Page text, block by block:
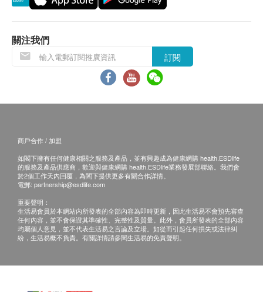
生髮潤黑激活精華噴霧
3大功效：促進生髮 x 強韌防脫 x 還原黑髮
經日本臨床實證：
促進生髮、抓緊髮根：3個月生髮達10000根*
改善脱髮、喚醒毛囊：改善頭髮生長週期
適合人士
頭髮稀薄、斷/掉髮、產後脫髮、分界線、髮線後移、
白/灰髮人士
使用方法
慢慢將髮奇蹟煥肌生髮素分2-3次倒入口中，然後以温
水送服; 一般用量：每天2包
建議在頭髮全濕或半乾時使用，於髮旋或頭髮稀疏的
保用條款：
期應最少有12個月或以上。
當顧客收取已訂購之貨品時，有責任檢查貨品是否
如有其他損壞或遺漏查詢，顧客必須保留有效收據
正本，並於送貨後3個工作天內按下列方式聯絡健
康網購health.ESDlife客戶服務部跟進。
關注我們
訂閱
商戶合作 / 加盟
如閣下擁有任何健康相關之服務及產品，並有興趣成為健康網購 health.ESDlife
的服務及產品供應商，歡迎與健康網購 health.ESDlife業務發展部聯絡。我們會
於2個工作天內回覆，為閣下提供更多有關合作詳情。
電郵: partnership@esdlife.com
重要聲明：
生活易會員於本網站內所發表的全部內容為即時更新，因此生活易不會預先審查
任何內容，並不會保證其準確性、完整性及質量。此外，會員所發表的全部內容
均屬個人意見，並不代表生活易之言論及立場。如從而引起任何損失或法律糾
紛，生活易概不負責。有關詳情請參閱生活易的免責聲明。